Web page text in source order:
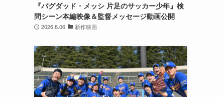
『バグダッド・メッシ 片足のサッカー少年』検
問シーン本編映像＆監督メッセージ動画公開
2026.8.06 新作映画